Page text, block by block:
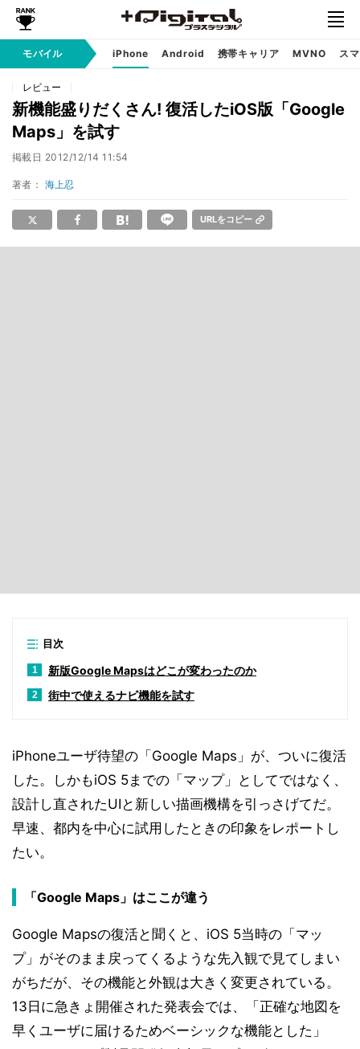
モバイル iPhone Android 携帯キャリア MVNO ス
レビュー
新機能盛りだくさん! 復活したiOS版「Google
Maps」を試す
掲載日 2012/12/14 11:54
著者： 海上忍
URLをコピー
目次
1 新版Google Mapsはどこが変わったのか
2 街中で使えるナビ機能を試す
iPhoneユーザ待望の「Google Maps」が、ついに復活
した。しかもiOS 5までの「マップ」としてではなく、
設計し直されたUIと新しい描画機構を引っさげてだ。
早速、都内を中心に試用したときの印象をレポートし
たい。
「Google Maps」はここが違う
Google Mapsの復活と聞くと、iOS 5当時の「マッ
プ」がそのまま戻ってくるような先入観で見てしまい
がちだが、その機能と外観は大きく変更されている。
13日に急きょ開催された発表会では、「正確な地図を
早くユーザに届けるためベーシックな機能とした」